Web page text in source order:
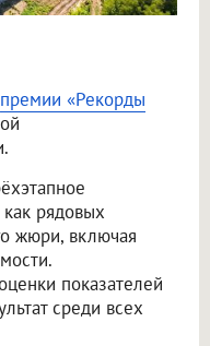
премии «Рекорды
рядовых
жюри, включая
показателей
среди всех